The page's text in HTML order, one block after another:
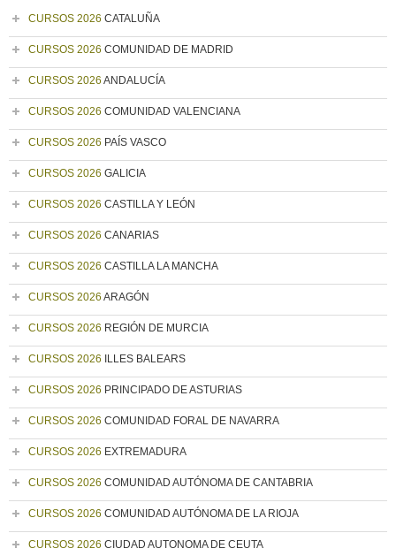
CURSOS 2026 CATALUÑA
CURSOS 2026 COMUNIDAD DE MADRID
CURSOS 2026 ANDALUCÍA
CURSOS 2026 COMUNIDAD VALENCIANA
CURSOS 2026 PAÍS VASCO
CURSOS 2026 GALICIA
CURSOS 2026 CASTILLA Y LEÓN
CURSOS 2026 CANARIAS
CURSOS 2026 CASTILLA LA MANCHA
CURSOS 2026 ARAGÓN
CURSOS 2026 REGIÓN DE MURCIA
CURSOS 2026 ILLES BALEARS
CURSOS 2026 PRINCIPADO DE ASTURIAS
CURSOS 2026 COMUNIDAD FORAL DE NAVARRA
CURSOS 2026 EXTREMADURA
CURSOS 2026 COMUNIDAD AUTÓNOMA DE CANTABRIA
CURSOS 2026 COMUNIDAD AUTÓNOMA DE LA RIOJA
CURSOS 2026 CIUDAD AUTONOMA DE CEUTA